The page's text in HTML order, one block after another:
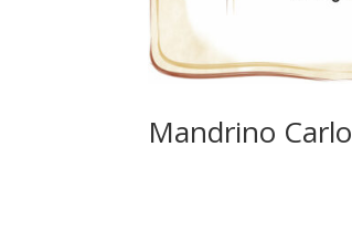
Mandrino Carlo